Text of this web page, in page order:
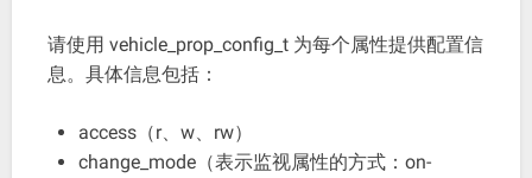
请使用 vehicle_prop_config_t 为每个属性提供配置信
息。具体信息包括：
access（r、w、rw）
change_mode（表示监视属性的方式：on-